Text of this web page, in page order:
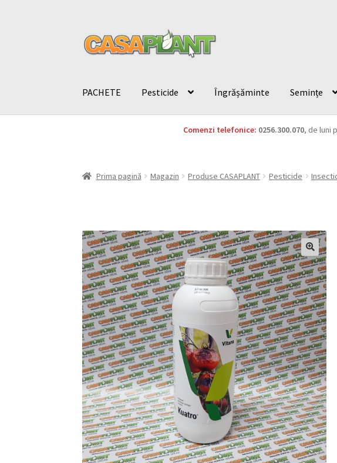
PACHETE Pesticide Îngrășăminte Semințe
Comenzi telefonice: 0256.300.070, de luni
Prima pagină Magazin Produse CASAPLANT Pesticide